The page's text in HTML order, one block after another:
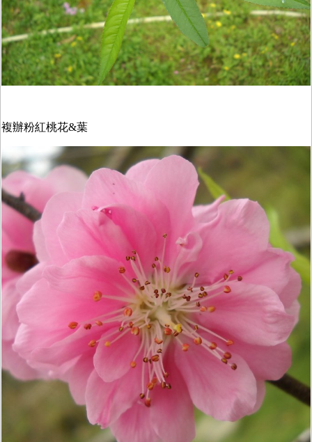
複辦粉紅桃花&葉